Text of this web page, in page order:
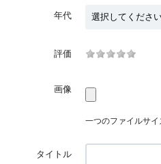
年代
評価
画像
一つのファイルサイ
タイトル